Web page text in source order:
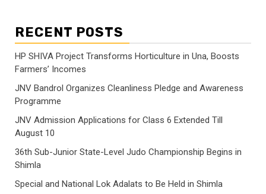
RECENT POSTS
HP SHIVA Project Transforms Horticulture in Una, Boosts
Farmers’ Incomes
JNV Bandrol Organizes Cleanliness Pledge and Awareness
Programme
JNV Admission Applications for Class 6 Extended Till
August 10
36th Sub-Junior State-Level Judo Championship Begins in
Shimla
Special and National Lok Adalats to Be Held in Shimla